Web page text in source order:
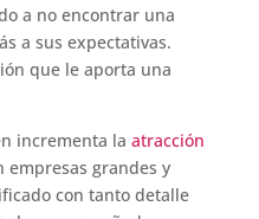
a no encontrar una
a sus expectativas.
que le aporta una
incrementa la atracción
empresas grandes y
con tanto detalle